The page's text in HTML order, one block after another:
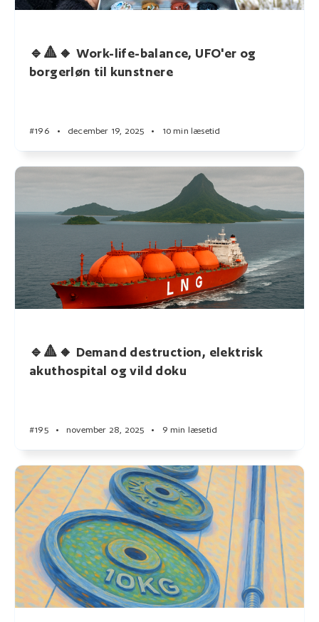
🔹🔺🔸 Work-life-balance, UFO'er og
borgerløn til kunstnere
#196 • december 19, 2025 • 10 min læsetid
🔹🔺🔸 Demand destruction, elektrisk
akuthospital og vild doku
#195 • november 28, 2025 • 9 min læsetid